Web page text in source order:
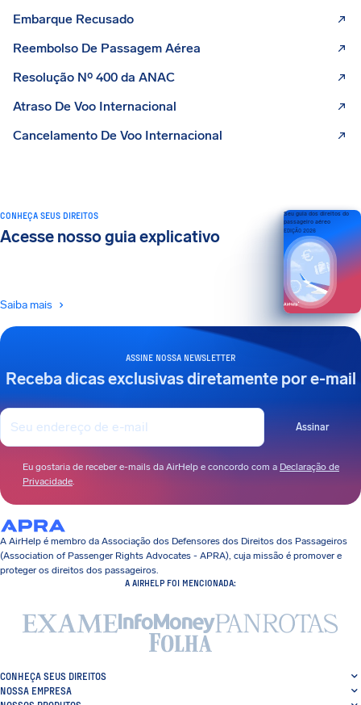
Embarque Recusado
Reembolso De Passagem Aérea
Resolução Nº 400 da ANAC
Atraso De Voo Internacional
Cancelamento De Voo Internacional
ASSINE NOSSA NEWSLETTER
Receba dicas exclusivas diretamente por e-mail
Assinar
Eu gostaria de receber e-mails da AirHelp e concordo com a Declaração de
Privacidade.
CONHEÇA SEUS DIREITOS
Acesse nosso guia explicativo
Saiba mais
Seu guia dos direitos do
passageiro aéreo
EDIÇÃO 2026
A AirHelp é membro da Associação dos Defensores dos Direitos dos Passageiros
(Association of Passenger Rights Advocates - APRA), cuja missão é promover e
proteger os direitos dos passageiros.
A AIRHELP FOI MENCIONADA:
CONHEÇA SEUS DIREITOS
NOSSA EMPRESA